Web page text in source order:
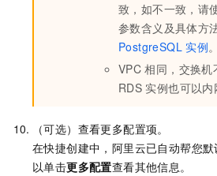
致，如不一致，请
参数含义及具体方
PostgreSQL 实例。
VPC 相同，交换机
RDS 实例也可以内
（可选）查看更多配置项。
在快捷创建中，阿里云已自动帮您
以单击更多配置查看其他信息。